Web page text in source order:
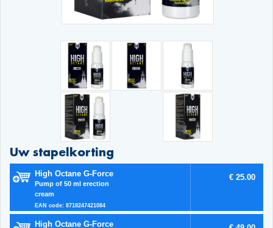
Uw stapelkorting
High Octane G-Force
Pump of 50 ml erection
cream
EAN code: 8718247421084
€ 25.00
High Octane G-Force